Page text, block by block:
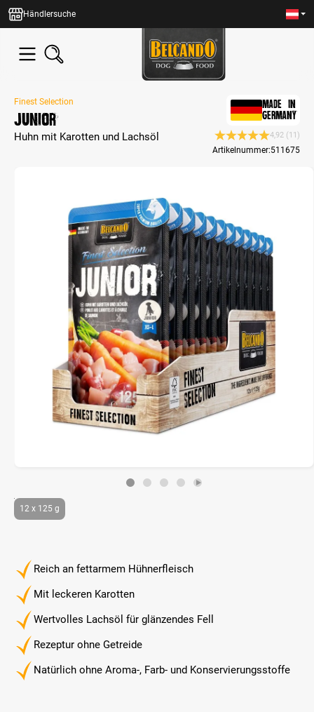
springen
Händlersuche
Finest Selection
Junior
Huhn mit Karotten und Lachsöl
MADE IN
GERMANY
Durchschnittliche
4,92 (11)
Artikelnummer:511675
Reich an fettarmem Hühnerfleisch
Mit leckeren Karotten
Wertvolles Lachsöl für glänzendes Fell
Rezeptur ohne Getreide
Natürlich ohne Aroma-, Farb- und Konservierungsstoffe
12 x 125 g